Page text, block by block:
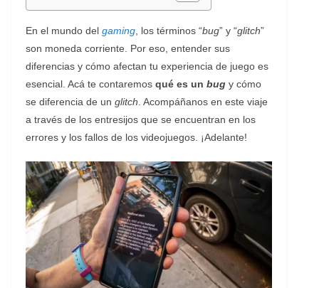
En el mundo del gaming , los términos “bug” y “glitch”
son moneda corriente. Por eso, entender sus
diferencias y cómo afectan tu experiencia de juego es
esencial. Acá te contaremos qué es un bug y cómo
se diferencia de un glitch . Acompáñanos en este viaje
a través de los entresijos que se encuentran en los
errores y los fallos de los videojuegos. ¡Adelante!